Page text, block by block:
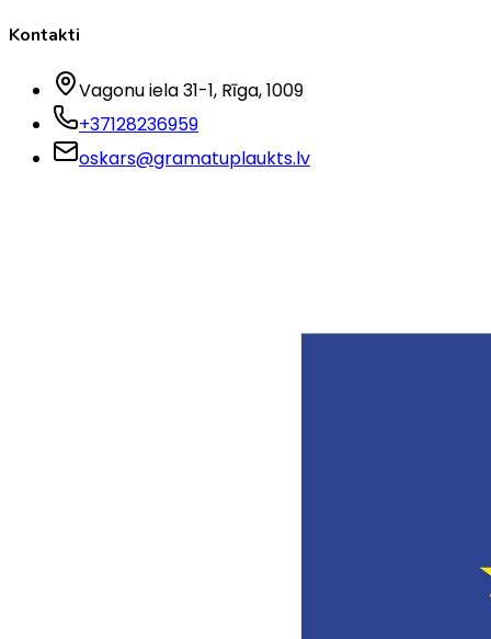
Kontakti
Vagonu iela 31-1, Rīga, 1009
+37128236959
oskars@gramatuplaukts.lv